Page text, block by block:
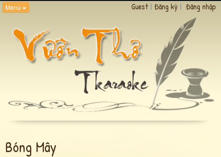
Menu Guest | Đăng ký | Đăng nhập
Bóng Mây